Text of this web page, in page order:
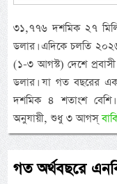
৩১,৭৭৬ দশমিক ২৭
ডলার। এদিকে চলতি
(১-৩ আগস্ট) দেশে প্রবাসী
ডলার। যা গত বছরের
দশমিক ৪ শতাংশ বেশি।
অনুযায়ী, শুধু ৩ আগস্
গত অর্থবছরে